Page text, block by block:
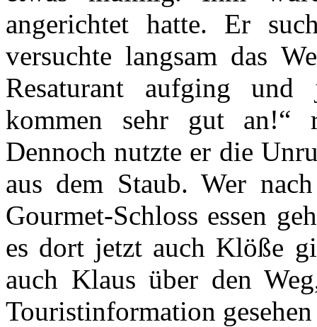
angerichtet hatte. Er
versuchte langsam das
Resaturant aufging
kommen sehr gut an!“
Dennoch nutzte er die
aus dem Staub. Wer
Gourmet-Schloss essen
es dort jetzt auch Klöße
auch Klaus über den
Touristinformation